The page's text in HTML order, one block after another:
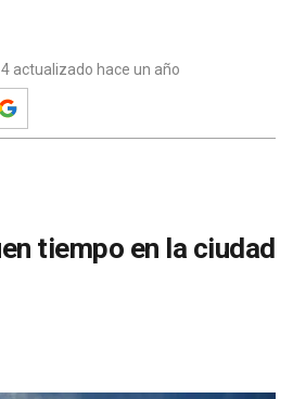
actualizado hace un año
tiempo en la ciudad